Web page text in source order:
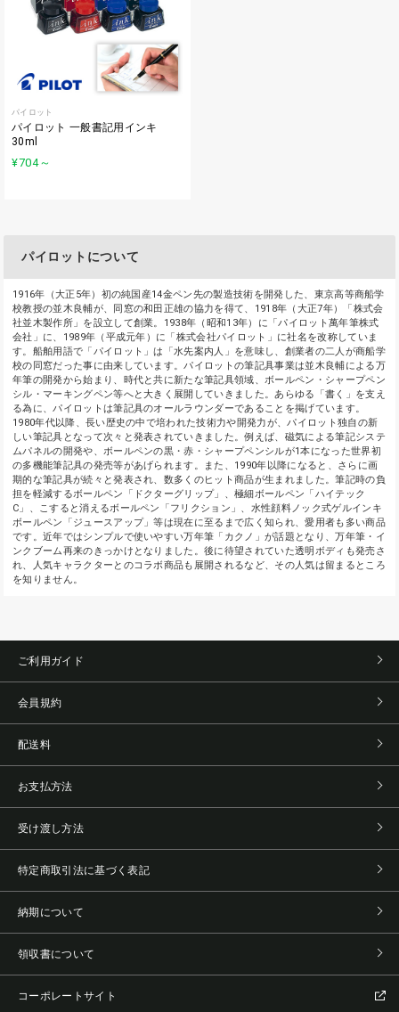
パイロット
パイロット 一般書記用インキ
30ml
¥704～
パイロットについて
1916年（大正5年）初の純国産14金ペン先の製造技術を開発した、東京高等商船学
校教授の並木良輔が、同窓の和田正雄の協力を得て、1918年（大正7年）「株式会
社並木製作所」を設立して創業。1938年（昭和13年）に「パイロット萬年筆株式
会社」に、1989年（平成元年）に「株式会社パイロット」に社名を改称していま
す。船舶用語で「パイロット」は「水先案内人」を意味し、創業者の二人が商船学
校の同窓だった事に由来しています。パイロットの筆記具事業は並木良輔による万
年筆の開発から始まり、時代と共に新たな筆記具領域、ボールペン・シャープペン
シル・マーキングペン等へと大きく展開していきました。あらゆる「書く」を支え
る為に、パイロットは筆記具のオールラウンダーであることを掲げています。
1980年代以降、長い歴史の中で培われた技術力や開発力が、パイロット独自の新
しい筆記具となって次々と発表されていきました。例えば、磁気による筆記システ
ムパネルの開発や、ボールペンの黒・赤・シャープペンシルが1本になった世界初
の多機能筆記具の発売等があげられます。また、1990年以降になると、さらに画
期的な筆記具が続々と発表され、数多くのヒット商品が生まれました。筆記時の負
担を軽減するボールペン「ドクターグリップ」、極細ボールペン「ハイテック
C」、こすると消えるボールペン「フリクション」、水性顔料ノック式ゲルインキ
ボールペン「ジュースアップ」等は現在に至るまで広く知られ、愛用者も多い商品
です。近年ではシンプルで使いやすい万年筆「カクノ」が話題となり、万年筆・イ
ンクブーム再来のきっかけとなりました。後に待望されていた透明ボディも発売さ
れ、人気キャラクターとのコラボ商品も展開されるなど、その人気は留まるところ
を知りません。
ご利用ガイド
会員規約
配送料
お支払方法
受け渡し方法
特定商取引法に基づく表記
納期について
領収書について
コーポレートサイト